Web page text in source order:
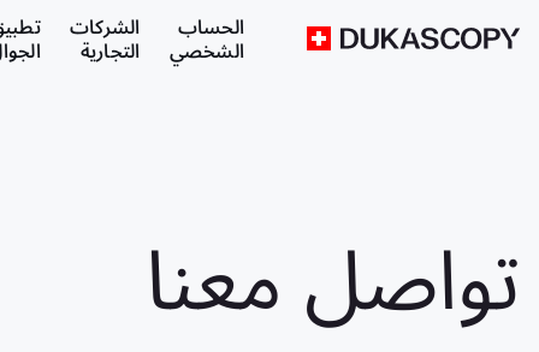
الحساب
الشخصي
الشركات
التجارية
تواصل معنا